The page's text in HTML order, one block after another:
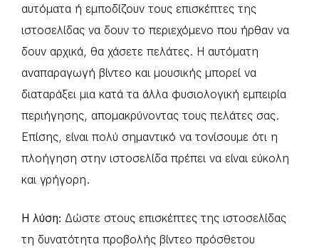
αυτόματα ή εμποδίζουν τους επισκέπτες της
ιστοσελίδας να δουν το περιεχόμενο που ήρθαν να
δουν αρχικά, θα χάσετε πελάτες. Η αυτόματη
αναπαραγωγή βίντεο και μουσικής μπορεί να
διαταράξει μια κατά τα άλλα φυσιολογική εμπειρία
περιήγησης, απομακρύνοντας τους πελάτες σας.
Επίσης, είναι πολύ σημαντικό να τονίσουμε ότι η
πλοήγηση στην ιστοσελίδα πρέπει να είναι εύκολη
και γρήγορη.
Η λύση: Δώστε στους επισκέπτες της ιστοσελίδας
τη δυνατότητα προβολής βίντεο πρόσθετου